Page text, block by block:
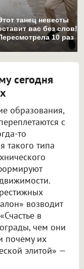
танец невесты
вас без слов!
10 раз
сегодня
образования,
с
то
такого типа
возводит
в
чем они
почему их
элитой» —